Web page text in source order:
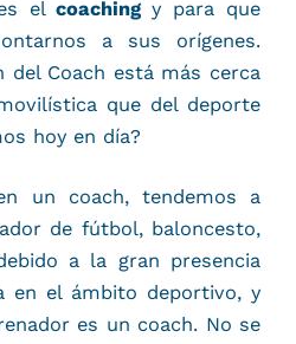
es elcoachingy para que
a sus orígenes.
del Coach está más cerca
que del deporte
hoy en día?
un coach, tendemos a
de fútbol, baloncesto,
a la gran presencia
en el ámbito deportivo, y
es un coach. No se